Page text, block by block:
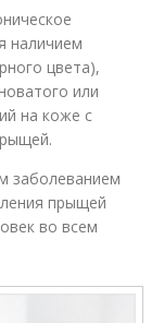
наличием
цвета),
или
на коже с
заболеванием
прыщей
во всем